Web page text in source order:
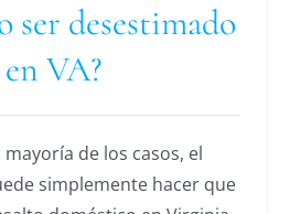
ser desestimado
en VA?
mayoría de los casos, el
simplemente hacer que